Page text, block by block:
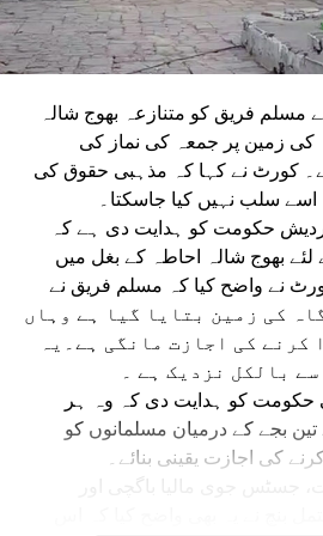
مسلم فریق کو متنازعہ بھوج شالہ
زمین پر جمعہ کی نماز کی
کورٹ نے کہا کہ مذہبی حقوق کی
سلب نہیں کیا جاسکتا۔
حکومت کو ہدایت دی ہے کہ
بھوج شالہ احاطہ کے بغل میں
نے واضح کیا کہ مسلم فریق نے
درگاہ کی زمین بتایا گیا ہے وہاں
کرنے کی اجازت مانگی ہے۔یہ
بالکل نزدیک ہے ۔
حکومت کو ہدایت دی کہ وہ ہر
بجے کے درمیان مسلمانوں کو
کی اجازت یقینی بنائے۔